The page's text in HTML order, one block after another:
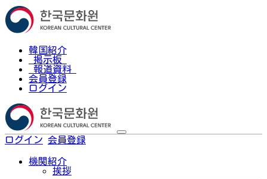
韓国紹介
掲示板
報道資料
会員登録
ログイン
ログイン 会員登録
機関紹介
挨拶